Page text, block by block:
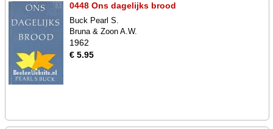
0448 Ons dagelijks brood
Buck Pearl S.
Bruna & Zoon A.W.
1962
€ 5.95